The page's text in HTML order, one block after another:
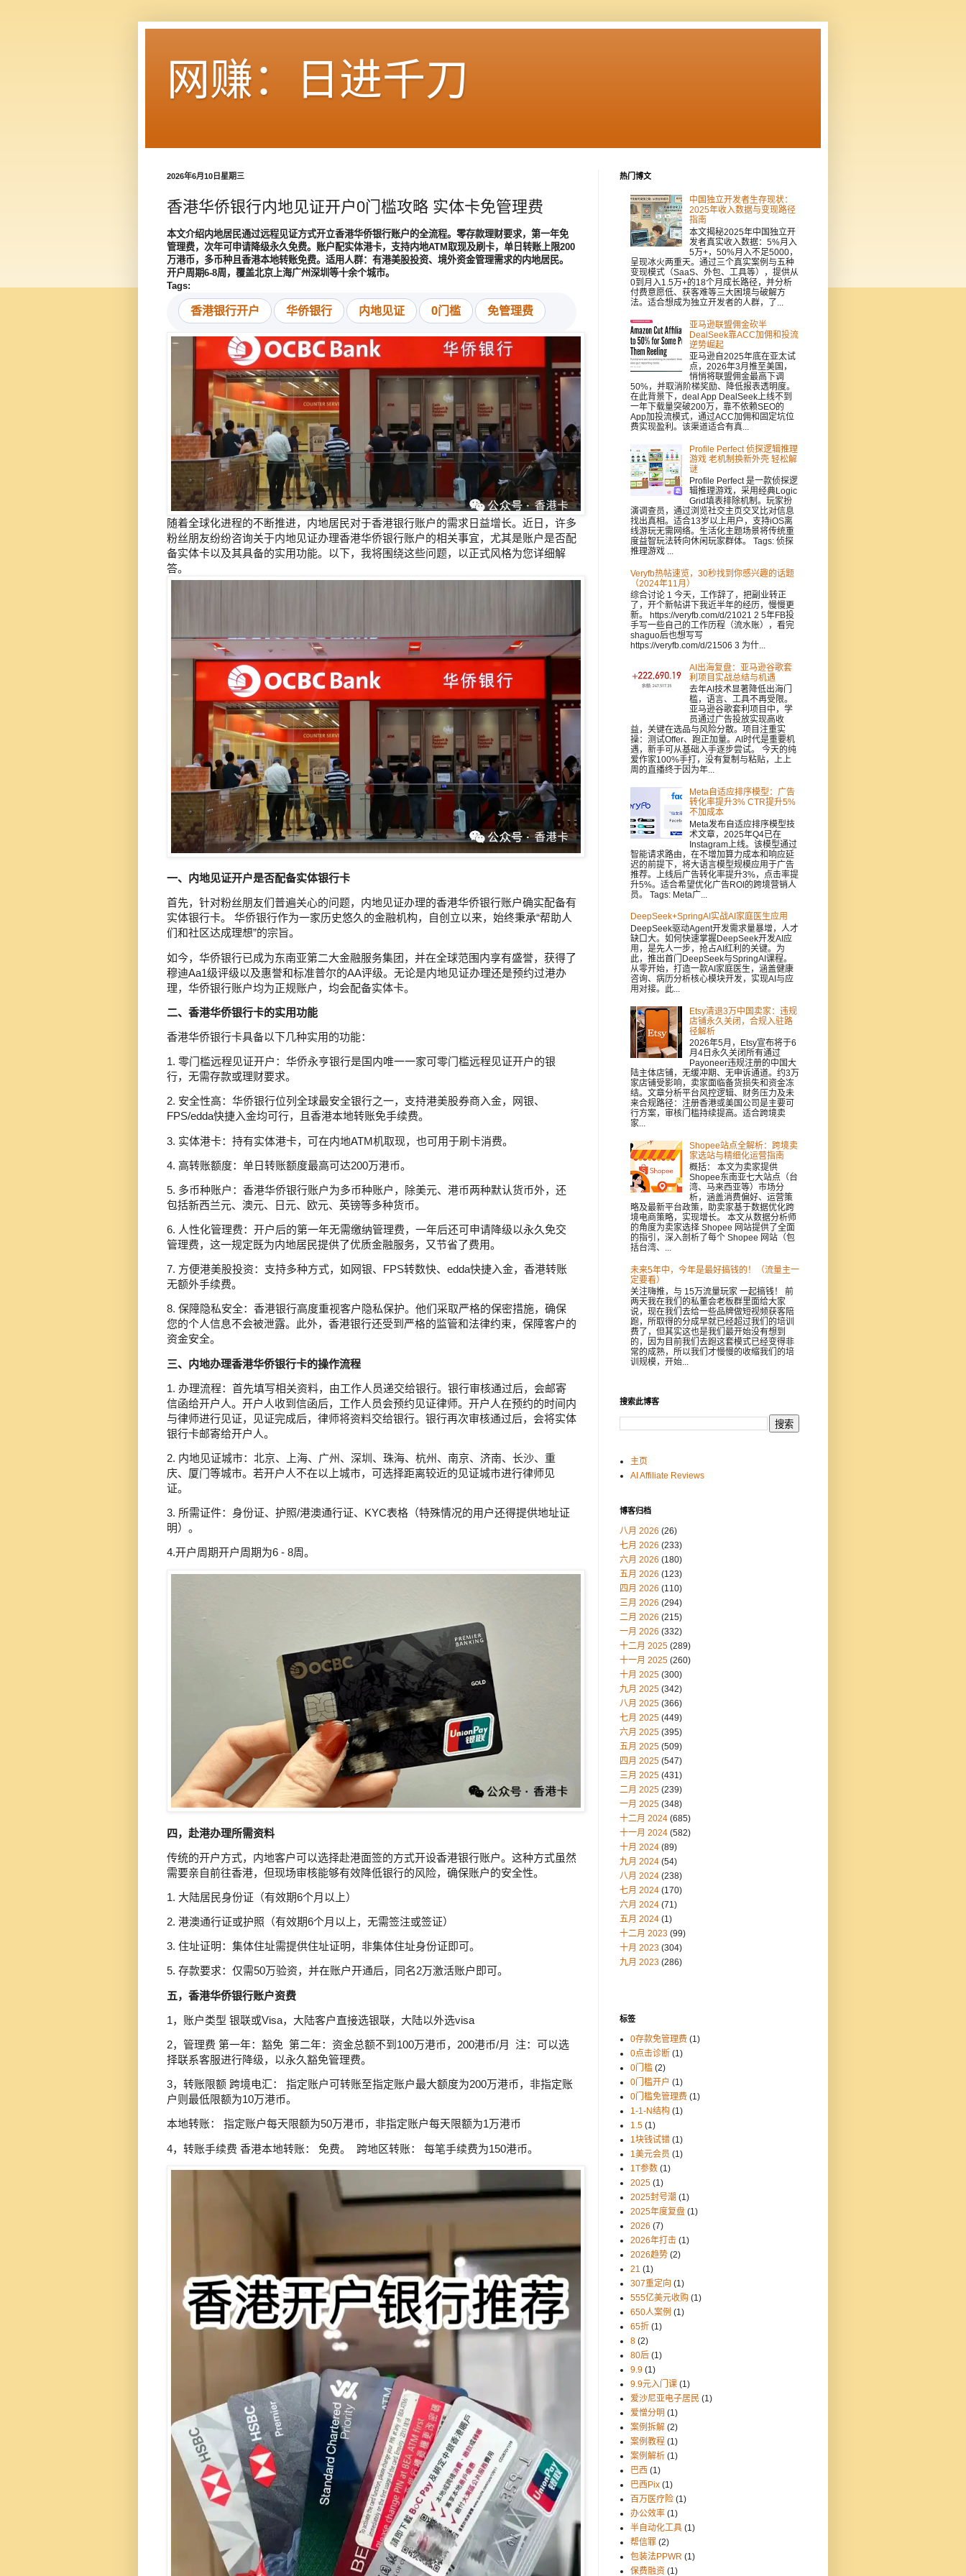
网赚：日进千刀
2026年6月10日星期三
香港华侨银行内地见证开户0门槛攻略 实体卡免管理费
本文介绍内地居民通过远程见证方式开立香港华侨银行账户的全流程。零存款理财要求，第一年免
管理费，次年可申请降级永久免费。账户配实体港卡，支持内地ATM取现及刷卡，单日转账上限200
万港币，多币种且香港本地转账免费。适用人群：有港美股投资、境外资金管理需求的内地居民。
开户周期6-8周，覆盖北京上海广州深圳等十余个城市。
Tags:
香港银行开户 华侨银行 内地见证 0门槛 免管理费
随着全球化进程的不断推进，内地居民对于香港银行账户的需求日益增长。近日，许多
粉丝朋友纷纷咨询关于内地见证办理香港华侨银行账户的相关事宜，尤其是账户是否配
备实体卡以及其具备的实用功能。以下，我将围绕这些问题，以正式风格为您详细解
答。
一、内地见证开户是否配备实体银行卡
首先，针对粉丝朋友们普遍关心的问题，内地见证办理的香港华侨银行账户确实配备有
实体银行卡。 华侨银行作为一家历史悠久的金融机构，自创立以来，始终秉承“帮助人
们和社区达成理想”的宗旨。
如今，华侨银行已成为东南亚第二大金融服务集团，并在全球范围内享有盛誉，获得了
穆迪Aa1级评级以及惠誉和标准普尔的AA评级。无论是内地见证办理还是预约过港办
理，华侨银行账户均为正规账户，均会配备实体卡。
二、香港华侨银行卡的实用功能
香港华侨银行卡具备以下几种实用的功能：
1. 零门槛远程见证开户：华侨永亨银行是国内唯一一家可零门槛远程见证开户的银
行，无需存款或理财要求。
2. 安全性高：华侨银行位列全球最安全银行之一，支持港美股券商入金，网银、
FPS/edda快捷入金均可行，且香港本地转账免手续费。
3. 实体港卡：持有实体港卡，可在内地ATM机取现，也可用于刷卡消费。
4. 高转账额度：单日转账额度最高可达200万港币。
5. 多币种账户：香港华侨银行账户为多币种账户，除美元、港币两种默认货币外，还
包括新西兰元、澳元、日元、欧元、英镑等多种货币。
6. 人性化管理费：开户后的第一年无需缴纳管理费，一年后还可申请降级以永久免交
管理费，这一规定既为内地居民提供了优质金融服务，又节省了费用。
7. 方便港美股投资：支持多种方式，如网银、FPS转数快、edda快捷入金，香港转账
无额外手续费。
8. 保障隐私安全：香港银行高度重视客户隐私保护。他们采取严格的保密措施，确保
您的个人信息不会被泄露。此外，香港银行还受到严格的监管和法律约束，保障客户的
资金安全。
三、内地办理香港华侨银行卡的操作流程
1. 办理流程：首先填写相关资料，由工作人员递交给银行。银行审核通过后，会邮寄
信函给开户人。开户人收到信函后，工作人员会预约见证律师。开户人在预约的时间内
与律师进行见证，见证完成后，律师将资料交给银行。银行再次审核通过后，会将实体
银行卡邮寄给开户人。
2. 内地见证城市：北京、上海、广州、深圳、珠海、杭州、南京、济南、长沙、重
庆、厦门等城市。若开户人不在以上城市，可选择距离较近的见证城市进行律师见
证。
3. 所需证件：身份证、护照/港澳通行证、KYC表格（特殊情况的用户还得提供地址证
明）。
4.开户周期开户周期为6 - 8周。
四，赴港办理所需资料
传统的开户方式，内地客户可以选择赴港面签的方式开设香港银行账户。这种方式虽然
需要亲自前往香港，但现场审核能够有效降低银行的风险，确保账户的安全性。
1. 大陆居民身份证（有效期6个月以上）
2. 港澳通行证或护照（有效期6个月以上，无需签注或签证）
3. 住址证明：集体住址需提供住址证明，非集体住址身份证即可。
5. 存款要求：仅需50万验资，并在账户开通后，同名2万激活账户即可。
五，香港华侨银行账户资费
1，账户类型 银联或Visa，大陆客户直接选银联，大陆以外选visa
2，管理费 第一年：豁免 第二年：资金总额不到100万港币，200港币/月 注：可以选
择联系客服进行降级，以永久豁免管理费。
3，转账限额 跨境电汇： 指定账户可转账至指定账户最大额度为200万港币，非指定账
户则最低限额为10万港币。
本地转账： 指定账户每天限额为50万港币，非指定账户每天限额为1万港币
4，转账手续费 香港本地转账： 免费。 跨地区转账： 每笔手续费为150港币。
热门博文
中国独立开发者生存现状：
2025年收入数据与变现路径
指南
本文揭秘2025年中国独立开
发者真实收入数据：5%月入
5万+，50%月入不足5000，
呈现冰火两重天。通过三个真实案例与五种
变现模式（SaaS、外包、工具等），提供从
0到月入1.5万+的18个月成长路径，并分析
付费意愿低、获客难等三大困境与破解方
法。适合想成为独立开发者的人群，了...
亚马逊联盟佣金砍半
DealSeek靠ACC加佣和投流
逆势崛起
亚马逊自2025年底在亚太试
点，2026年3月推至美国，
悄悄将联盟佣金最高下调
50%，并取消阶梯奖励、降低报表透明度。
在此背景下，deal App DealSeek上线不到
一年下载量突破200万，靠不依赖SEO的
App加投流模式，通过ACC加佣和固定坑位
费实现盈利。该渠道适合有真...
Profile Perfect 侦探逻辑推理
游戏 老机制换新外壳 轻松解
谜
Profile Perfect 是一款侦探逻
辑推理游戏，采用经典Logic
Grid填表排除机制。玩家扮
演调查员，通过浏览社交主页交叉比对信息
找出真相。适合13岁以上用户，支持iOS离
线游玩无需网络。生活化主题场景将传统重
度益智玩法转向休闲玩家群体。 Tags: 侦探
推理游戏 ...
Veryfb热帖速览，30秒找到你感兴趣的话题
（2024年11月）
综合讨论 1 今天，工作辞了，把副业转正
了，开个新帖讲下我近半年的经历，慢慢更
新。 https://veryfb.com/d/21021 2 5年FB投
手写一些自己的工作历程（流水账），看完
shaguo后也想写写
https://veryfb.com/d/21506 3 为什...
AI出海复盘：亚马逊谷歌套
利项目实战总结与机遇
去年AI技术显著降低出海门
槛，语言、工具不再受限。
亚马逊谷歌套利项目中，学
员通过广告投放实现高收
益，关键在选品与风险分散。项目注重实
操：测试Offer、跑正加量。AI时代是重要机
遇，新手可从基础入手逐步尝试。 今天的纯
爱作家100%手打，没有复制与粘贴，上上
周的直播终于因为年...
Meta自适应排序模型：广告
转化率提升3% CTR提升5%
不加成本
Meta发布自适应排序模型技
术文章，2025年Q4已在
Instagram上线。该模型通过
智能请求路由，在不增加算力成本和响应延
迟的前提下，将大语言模型规模应用于广告
推荐。上线后广告转化率提升3%，点击率提
升5%。适合希望优化广告ROI的跨境营销人
员。 Tags: Meta广...
DeepSeek+SpringAI实战AI家庭医生应用
DeepSeek驱动Agent开发需求量暴增，人才
缺口大。如何快速掌握DeepSeek开发AI应
用，是先人一步，抢占AI红利的关键。为
此，推出首门DeepSeek与SpringAI课程。
从零开始，打造一款AI家庭医生，涵盖健康
咨询、病历分析核心模块开发，实现AI与应
用对接。此...
Etsy清退3万中国卖家：违规
店铺永久关闭，合规入驻路
径解析
2026年5月，Etsy宣布将于6
月4日永久关闭所有通过
Payoneer违规注册的中国大
陆主体店铺，无缓冲期、无申诉通道。约3万
家店铺受影响，卖家面临备货损失和资金冻
结。文章分析平台风控逻辑、财务压力及未
来合规路径：注册香港或美国公司是主要可
行方案，审核门槛持续提高。适合跨境卖
家...
Shopee站点全解析：跨境卖
家选站与精细化运营指南
概括： 本文为卖家提供
Shopee东南亚七大站点（台
湾、马来西亚等）市场分
析，涵盖消费偏好、运营策
略及最新平台政策，助卖家基于数据优化跨
境电商策略，实现增长。 本文从数据分析师
的角度为卖家选择 Shopee 网站提供了全面
的指引，深入剖析了每个 Shopee 网站（包
括台湾、...
未来5年中，今年是最好搞钱的！（流量主一
定要看）
关注嗨推，与 15万流量玩家 一起搞钱！ 前
两天我在我们的私董会老板群里面给大家
说，现在我们去给一些品牌做短视频获客陪
跑，所取得的分成早就已经超过我们的培训
费了，但其实这也是我们最开始没有想到
的，因为目前我们去跑这套模式已经变得非
常的成熟，所以我们才慢慢的收缩我们的培
训规模，开始...
搜索此博客
主页
AI Affiliate Reviews
博客归档
八月 2026 (26)
七月 2026 (233)
六月 2026 (180)
五月 2026 (123)
四月 2026 (110)
三月 2026 (294)
二月 2026 (215)
一月 2026 (332)
十二月 2025 (289)
十一月 2025 (260)
十月 2025 (300)
九月 2025 (342)
八月 2025 (366)
七月 2025 (449)
六月 2025 (395)
五月 2025 (509)
四月 2025 (547)
三月 2025 (431)
二月 2025 (239)
一月 2025 (348)
十二月 2024 (685)
十一月 2024 (582)
十月 2024 (89)
九月 2024 (54)
八月 2024 (238)
七月 2024 (170)
六月 2024 (71)
五月 2024 (1)
十二月 2023 (99)
十月 2023 (304)
九月 2023 (286)
标签
0存款免管理费 (1)
0点击诊断 (1)
0门槛 (2)
0门槛开户 (1)
0门槛免管理费 (1)
1-1-N结构 (1)
1.5 (1)
1块钱试错 (1)
1美元会员 (1)
1T参数 (1)
2025 (1)
2025封号潮 (1)
2025年度复盘 (1)
2026 (7)
2026年打击 (1)
2026趋势 (2)
21 (1)
307重定向 (1)
555亿美元收购 (1)
650人案例 (1)
65折 (1)
8 (2)
80后 (1)
9.9 (1)
9.9元入门课 (1)
爱沙尼亚电子居民 (1)
爱憎分明 (1)
案例拆解 (2)
案例教程 (1)
案例解析 (1)
巴西 (1)
巴西Pix (1)
百万医疗险 (1)
办公效率 (1)
半自动化工具 (1)
帮信罪 (2)
包装法PPWR (1)
保费融资 (1)